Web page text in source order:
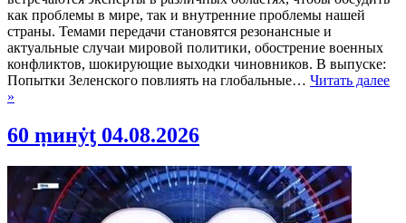
как проблемы в мире, так и внутренние проблемы нашей
страны. Темами передачи становятся резонансные и
актуальные случаи мировой политики, обострение военных
конфликтов, шокирующие выходки чиновников. В выпуске:
Попытки Зеленского повлиять на глобальные… Читать далее
»
60 ṃинẏƫ 04.08.2026